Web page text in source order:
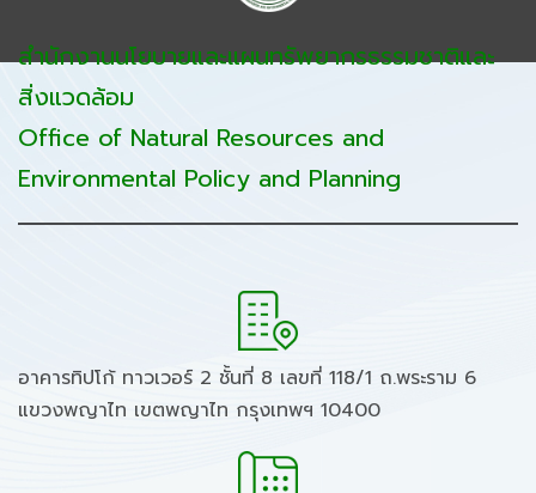
สำนักงานนโยบายและแผนทรัพยากรธรรมชาติและ
สิ่งแวดล้อม
Office of Natural Resources and
Environmental Policy and Planning
อาคารทิปโก้ ทาวเวอร์ 2 ชั้นที่ 8 เลขที่ 118/1 ถ.พระราม 6
แขวงพญาไท เขตพญาไท กรุงเทพฯ 10400